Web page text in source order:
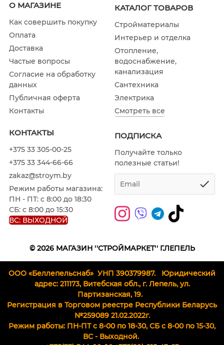
О МАГАЗИНЕ
Как совершить покупку
Оплата
Доставка
Частые вопросы
Согласие на обработку
данных
Публичная оферта
Контакты
КАТАЛОГ ТОВАРОВ
Стройматериалы
Интерьер и отделка
Отопление,
водоснабжение,
канализация
Сантехника
Электрика
Смотреть все
КОНТАКТЫ
+375 33 305-00-25
+375 33 344-66-66
zakaz@stroym.by
Режим работы магазина:
ПН - ПТ: с 8:00 до 18:30
СБ: с 8:00 до 15:30
ВС: ВЫХОДНОЙ
ПОДПИСКА
Получайте только
полезные статьи!
© 2026 МАГАЗИН ''СТРОЙМАРКЕТ'' Г.ЛЕПЕЛЬ
ООО «Беллепельснаб» УНП 390379987. Юридический
адрес: 211173, Витебская обл., г. Лепель, ул.
Партизанская, 19.
Регистрация в Торговом реестре Республики Беларусь
№259089 21.02.2022г.
Режим работы: ПН-ПТ с 8-00 по 18-30, СБ c 8-00 по 15-30,
ВС - Выходной.